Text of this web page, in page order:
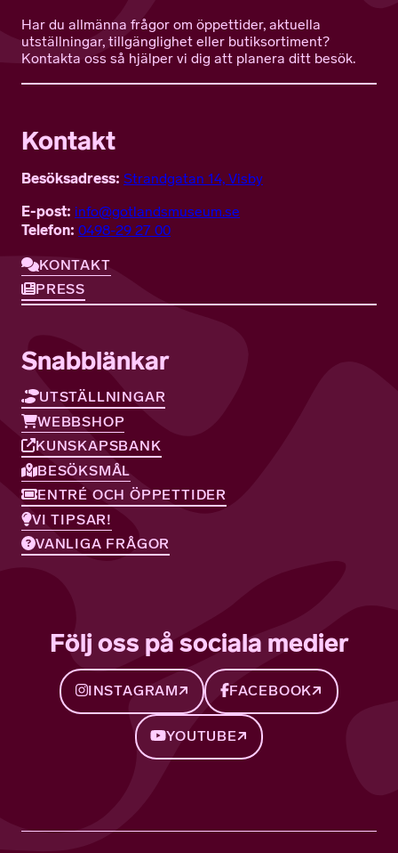
Har du allmänna frågor om öppettider, aktuella
utställningar, tillgänglighet eller butiksortiment?
Kontakta oss så hjälper vi dig att planera ditt besök.
Kontakt
Besöksadress: Strandgatan 14, Visby
E-post: info@gotlandsmuseum.se
Telefon: 0498-29 27 00
KONTAKT
PRESS
Snabblänkar
UTSTÄLLNINGAR
WEBBSHOP
KUNSKAPSBANK
BESÖKSMÅL
ENTRÉ OCH ÖPPETTIDER
VI TIPSAR!
VANLIGA FRÅGOR
Följ oss på sociala medier
INSTAGRAM FACEBOOK
YOUTUBE